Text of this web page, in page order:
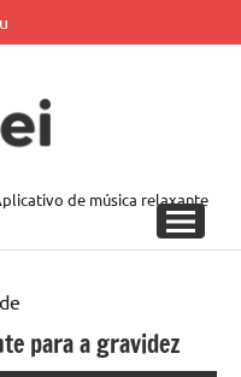
de música relaxante
para a gravidez